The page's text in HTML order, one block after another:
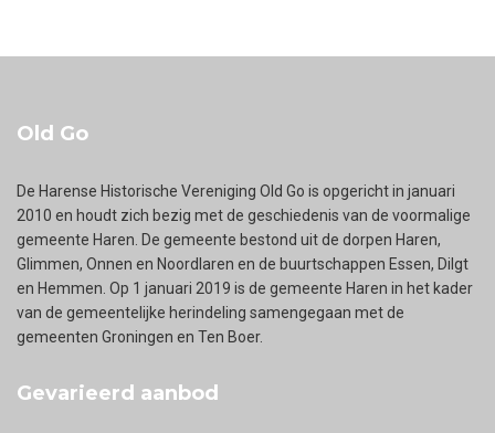
Old Go
De Harense Historische Vereniging Old Go is opgericht in januari
2010 en houdt zich bezig met de geschiedenis van de voormalige
gemeente Haren. De gemeente bestond uit de dorpen Haren,
Glimmen, Onnen en Noordlaren en de buurtschappen Essen, Dilgt
en Hemmen. Op 1 januari 2019 is de gemeente Haren in het kader
van de gemeentelijke herindeling samengegaan met de
gemeenten Groningen en Ten Boer.
Gevarieerd aanbod